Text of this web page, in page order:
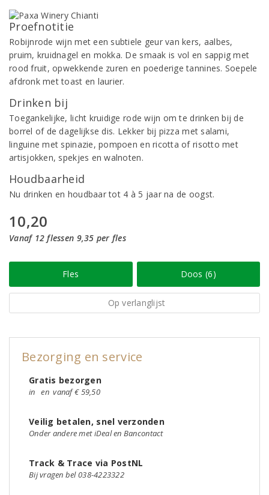
Proefnotitie
Robijnrode wijn met een subtiele geur van kers, aalbes,
pruim, kruidnagel en mokka. De smaak is vol en sappig met
rood fruit, opwekkende zuren en poederige tannines. Soepele
afdronk met toast en laurier.
Drinken bij
Toegankelijke, licht kruidige rode wijn om te drinken bij de
borrel of de dagelijkse dis. Lekker bij pizza met salami,
linguine met spinazie, pompoen en ricotta of risotto met
artisjokken, spekjes en walnoten.
Houdbaarheid
Nu drinken en houdbaar tot 4 à 5 jaar na de oogst.
10,20
Vanaf 12 flessen 9,35 per fles
Fles Doos (6)
Op verlanglijst
Bezorging en service
Gratis bezorgen
in en vanaf € 59,50
Veilig betalen, snel verzonden
Onder andere met iDeal en Bancontact
Track & Trace via PostNL
Bij vragen bel 038-4223322